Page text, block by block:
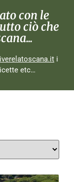
con le
ciò che
i
etc…